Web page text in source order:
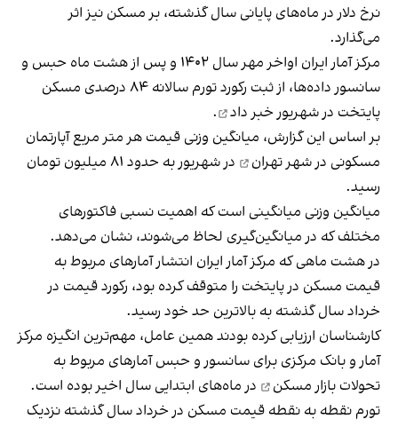
نرخ دلار در ماه‌های پایانی سال گذشته، بر مسکن نیز اثر
می‌گذارد.
مرکز آمار ایران اواخر مهر سال ١۴٠٢ و پس از هشت ماه حبس و
سانسور داده‌ها، از ثبت رکورد تورم سالانه ۸۴ درصدی مسکن
پایتخت در شهریور خبر داد
.
بر اساس این گزارش، میانگین وزنی قیمت هر متر مربعآپارتمان
مسکونی در شهر تهران
در شهریور به حدود ۸۱ میلیون تومان
رسید.
میانگین وزنی میانگینی است که اهمیت نسبی فاکتورهای
مختلف که در میانگین‌گیری لحاظ می‌شوند، نشان می‌دهد.
در هشت ماهی که مرکز آمار ایران انتشار آمارهای مربوط به
قیمت مسکن در پایتخت را متوقف کرده بود، رکورد قیمت در
خرداد سال گذشته به بالاترین حد خود رسید.
کارشناسان ارزیابی کرده بودند همین عامل، مهم‌ترین انگیزه مرکز
آمار و بانک مرکزی برای سانسور و حبس آمارهای مربوط به
تحولات بازار مسکن
در ماه‌های ابتدایی سال اخیر بوده است.
تورم نقطه به نقطه قیمت مسکن در خرداد سال گذشته نزدیک